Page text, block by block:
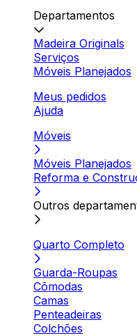
Departamentos
Madeira Originals
Serviços
Móveis Planejados
Meus pedidos
Ajuda
Móveis
Móveis Planejados
Reforma e
Outros
Quarto Completo
Guarda-Roupas
Cômodas
Camas
Penteadeiras
Colchões